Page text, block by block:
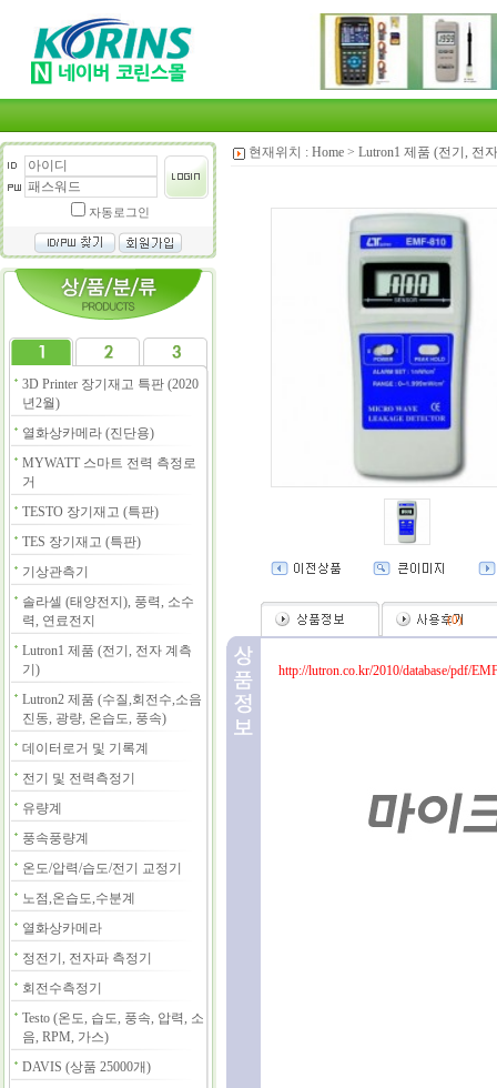
자동로그인
3D Printer 장기재고 특판 (2020
년2월)
열화상카메라 (진단용)
MYWATT 스마트 전력 측정로
거
TESTO 장기재고 (특판)
TES 장기재고 (특판)
기상관측기
솔라셀 (태양전지), 풍력, 소수
력, 연료전지
Lutron1 제품 (전기, 전자 계측
기)
Lutron2 제품 (수질,회전수,소음
진동, 광량, 온습도, 풍속)
데이터로거 및 기록계
전기 및 전력측정기
유량계
풍속풍량계
온도/압력/습도/전기 교정기
노점,온습도,수분계
열화상카메라
정전기, 전자파 측정기
회전수측정기
Testo (온도, 습도, 풍속, 압력, 소
음, RPM, 가스)
DAVIS (상품 25000개)
현재위치 : Home > Lutron1 제품 (전기, 전
(0)
http://lutron.co.kr/2010/database/pdf/